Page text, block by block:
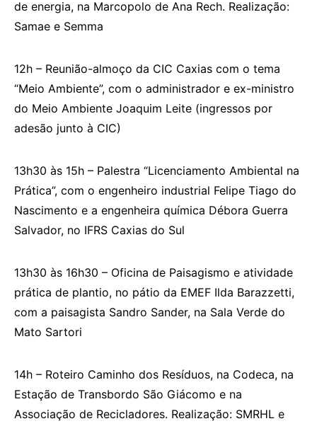
de energia, na Marcopolo de Ana Rech. Realização:
Samae e Semma
12h – Reunião-almoço da CIC Caxias com o tema
“Meio Ambiente”, com o administrador e ex-ministro
do Meio Ambiente Joaquim Leite (ingressos por
adesão junto à CIC)
13h30 às 15h – Palestra “Licenciamento Ambiental na
Prática”, com o engenheiro industrial Felipe Tiago do
Nascimento e a engenheira química Débora Guerra
Salvador, no IFRS Caxias do Sul
13h30 às 16h30 – Oficina de Paisagismo e atividade
prática de plantio, no pátio da EMEF Ilda Barazzetti,
com a paisagista Sandro Sander, na Sala Verde do
Mato Sartori
14h – Roteiro Caminho dos Resíduos, na Codeca, na
Estação de Transbordo São Giácomo e na
Associação de Recicladores. Realização: SMRHL e